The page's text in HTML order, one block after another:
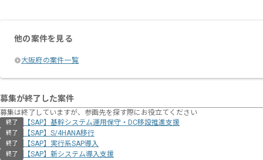
他の案件を見る
大阪府の案件一覧
募集が終了した案件
募集は終了していますが、参画先を探す際にお役立てください
終了 【SAP】基幹システム運用保守・DC移設推進支援
終了 【SAP】S/4HANA移行
終了 【SAP】実行系SAP導入
終了 【SAP】新システム導入支援